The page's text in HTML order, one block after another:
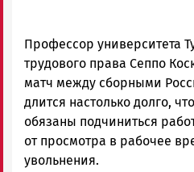
Профессор университета
трудового права Сеппо
матч между сборными
длится настолько долго,
обязаны подчиниться
от просмотра в рабочее
увольнения.